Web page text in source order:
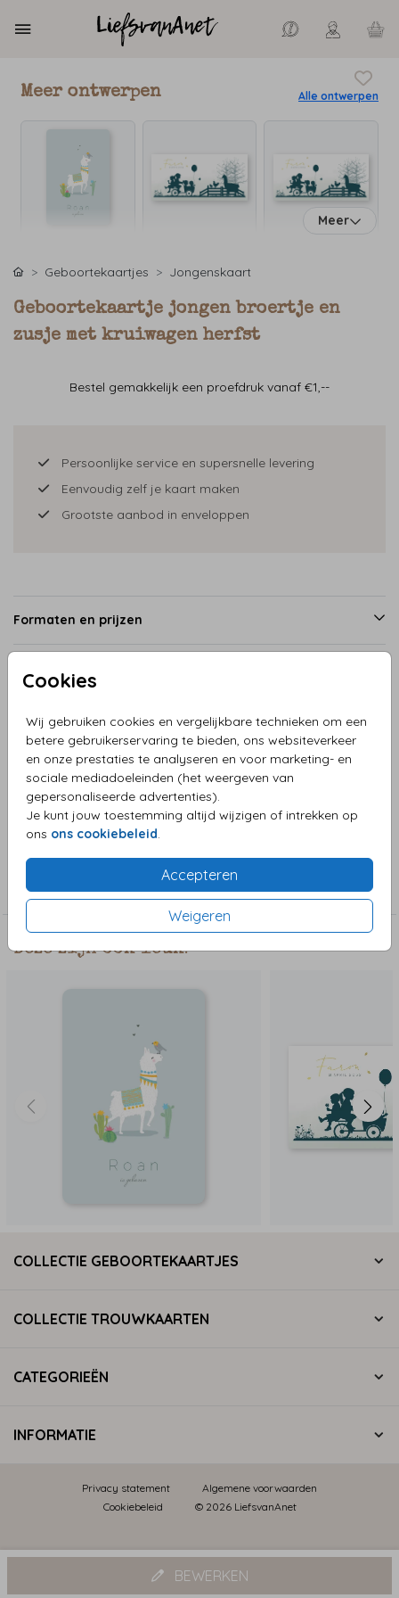
Cookies
Wij gebruiken cookies en vergelijkbare technieken om een
betere gebruikerservaring te bieden, ons websiteverkeer
en onze prestaties te analyseren en voor marketing- en
sociale mediadoeleinden (het weergeven van
gepersonaliseerde advertenties).
Je kunt jouw toestemming altijd wijzigen of intrekken op
ons ons cookiebeleid
Accepteren
Weigeren
Meer ontwerpen Alle ontwerpen
Meer
Geboortekaartjes Jongenskaart
Geboortekaartje jongen broertje en
zusje met kruiwagen herfst
Bestel gemakkelijk een proefdruk vanaf €1,--
Persoonlijke service en supersnelle levering
Eenvoudig zelf je kaart maken
Grootste aanbod in enveloppen
Formaten en prijzen
Productinformatie
Omschrijving
Geboortekaartje jongen en broertje en zusje met
kruiwagen herfst. Alle illustraties zijn los dus je kunt ze naar
wens verplaatsen of veranderen.
Collectie
Jongenskaart
Deze zijn ook leuk!
BEWERKEN
COLLECTIE GEBOORTEKAARTJES
COLLECTIE TROUWKAARTEN
CATEGORIEËN
INFORMATIE
Privacy statement
Algemene voorwaarden
Cookiebeleid
© 2026 LiefsvanAnet